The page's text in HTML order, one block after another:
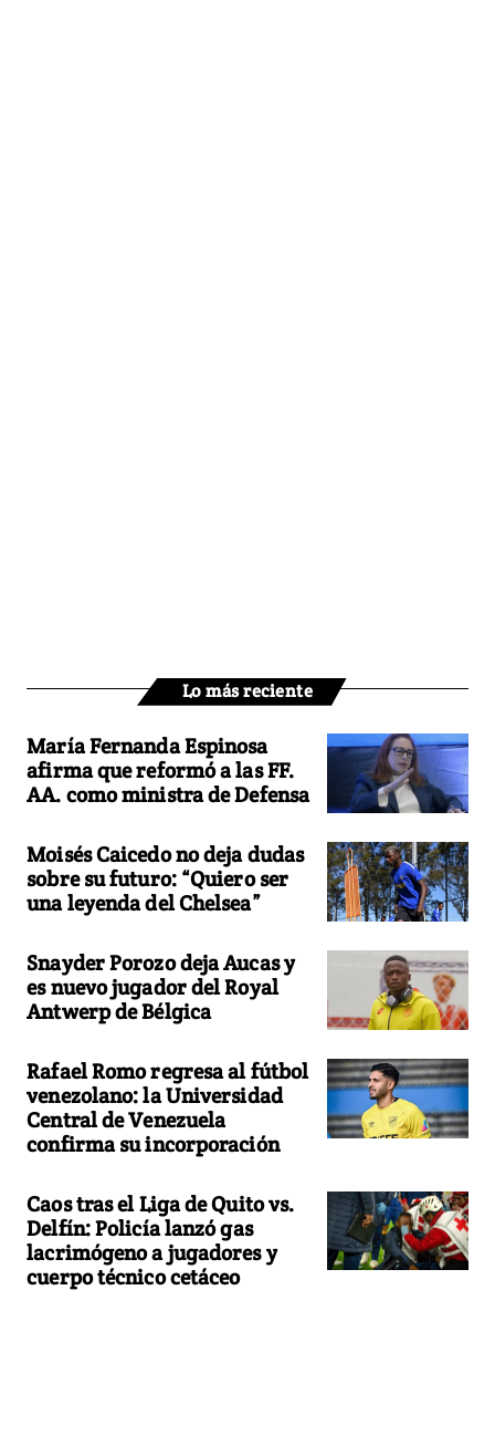
Lo más reciente
María Fernanda Espinosa
afirma que reformó a las FF.
AA. como ministra de Defensa
Moisés Caicedo no deja dudas
sobre su futuro: “Quiero ser
una leyenda del Chelsea”
Snayder Porozo deja Aucas y
es nuevo jugador del Royal
Antwerp de Bélgica
Rafael Romo regresa al fútbol
venezolano: la Universidad
Central de Venezuela
confirma su incorporación
Caos tras el Liga de Quito vs.
Delfín: Policía lanzó gas
lacrimógeno a jugadores y
cuerpo técnico cetáceo